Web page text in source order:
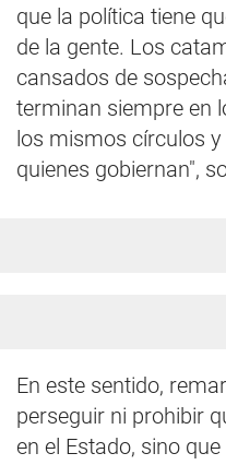
que la política tiene
de la gente. Los
cansados de
terminan siempre en
los mismos círculos
quienes gobiernan",
En este sentido,
perseguir ni prohibir
en el Estado, sino